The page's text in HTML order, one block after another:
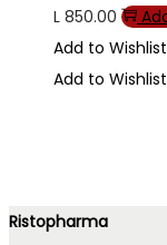
L 850.00
Add to Wishlist
Add to Wishlist
Ristopharma